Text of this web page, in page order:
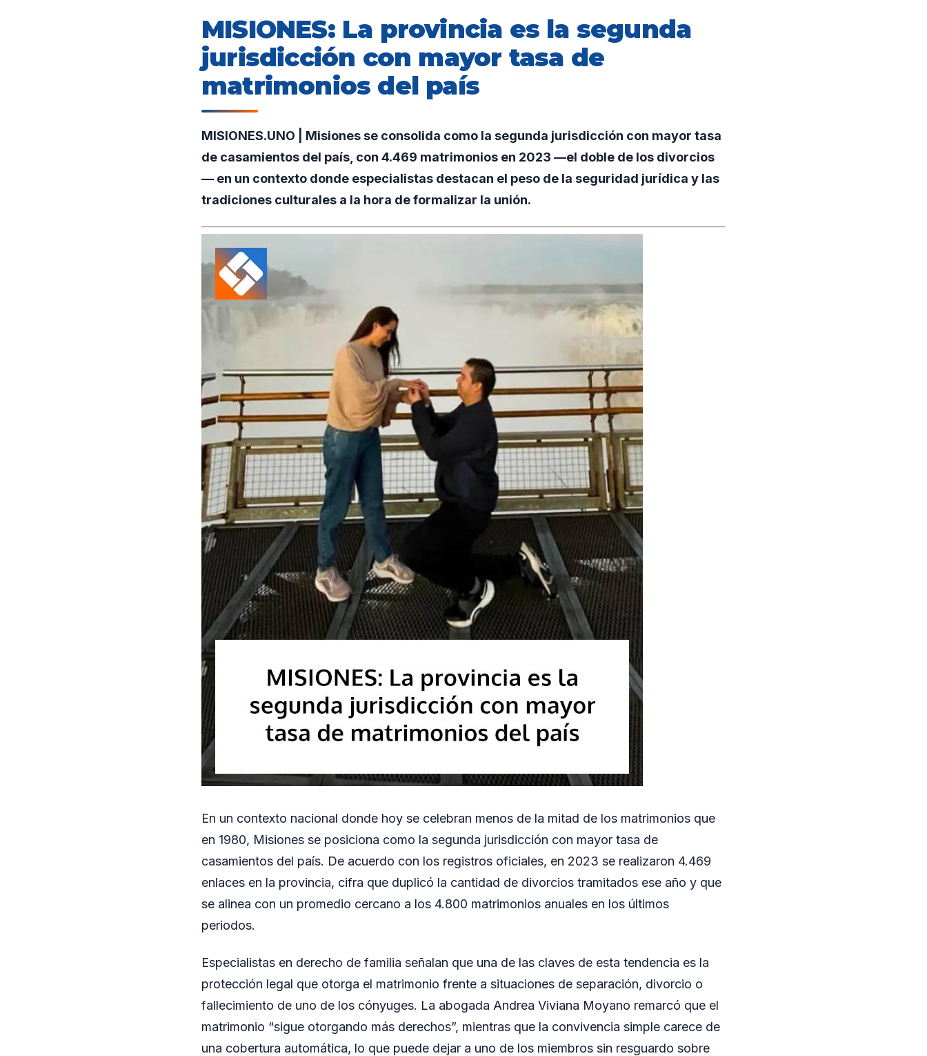
MISIONES: La provincia es la segunda
jurisdicción con mayor tasa de
matrimonios del país
MISIONES.UNO | Misiones se consolida como la segunda jurisdicción con mayor tasa
de casamientos del país, con 4.469 matrimonios en 2023 —el doble de los divorcios
— en un contexto donde especialistas destacan el peso de la seguridad jurídica y las
tradiciones culturales a la hora de formalizar la unión.
En un contexto nacional donde hoy se celebran menos de la mitad de los matrimonios que
en 1980, Misiones se posiciona como la segunda jurisdicción con mayor tasa de
casamientos del país. De acuerdo con los registros oficiales, en 2023 se realizaron 4.469
enlaces en la provincia, cifra que duplicó la cantidad de divorcios tramitados ese año y que
se alinea con un promedio cercano a los 4.800 matrimonios anuales en los últimos
periodos.
Especialistas en derecho de familia señalan que una de las claves de esta tendencia es la
protección legal que otorga el matrimonio frente a situaciones de separación, divorcio o
fallecimiento de uno de los cónyuges. La abogada Andrea Viviana Moyano remarcó que el
matrimonio “sigue otorgando más derechos”, mientras que la convivencia simple carece de
una cobertura automática, lo que puede dejar a uno de los miembros sin resguardo sobre